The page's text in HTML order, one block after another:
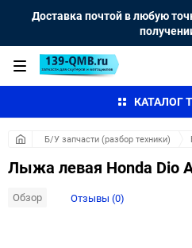
Доставка почтой в любую
КАТАЛОГ
Б/У запчасти (разбор техники)
Лыжа левая Honda Dio
Обзор Отзывы (0)